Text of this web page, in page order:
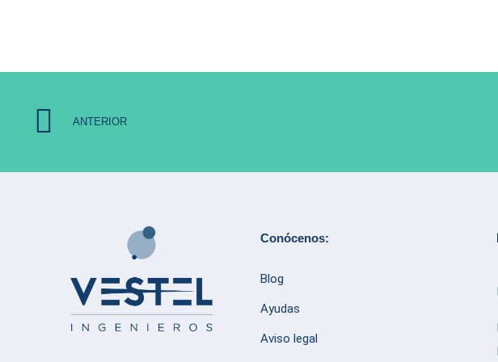
ANTERIOR
Conócenos:
Blog
Ayudas
Aviso legal